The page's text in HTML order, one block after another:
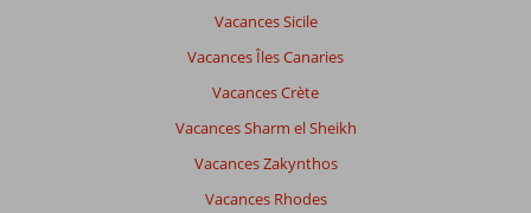
Vacances Sicile
Vacances Îles Canaries
Vacances Crète
Vacances Sharm el Sheikh
Vacances Zakynthos
Vacances Rhodes